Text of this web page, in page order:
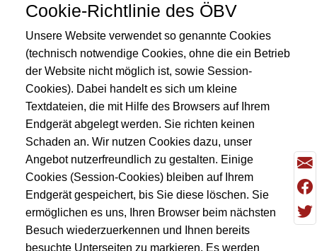
Cookie-Richtlinie des ÖBV
Unsere Website verwendet so genannte Cookies
(technisch notwendige Cookies, ohne die ein Betrieb
der Website nicht möglich ist, sowie Session-
Cookies). Dabei handelt es sich um kleine
Textdateien, die mit Hilfe des Browsers auf Ihrem
Endgerät abgelegt werden. Sie richten keinen
Schaden an. Wir nutzen Cookies dazu, unser
Angebot nutzerfreundlich zu gestalten. Einige
Cookies (Session-Cookies) bleiben auf Ihrem
Endgerät gespeichert, bis Sie diese löschen. Sie
ermöglichen es uns, Ihren Browser beim nächsten
Besuch wiederzuerkennen und Ihnen bereits
besuchte Unterseiten zu markieren. Es werden